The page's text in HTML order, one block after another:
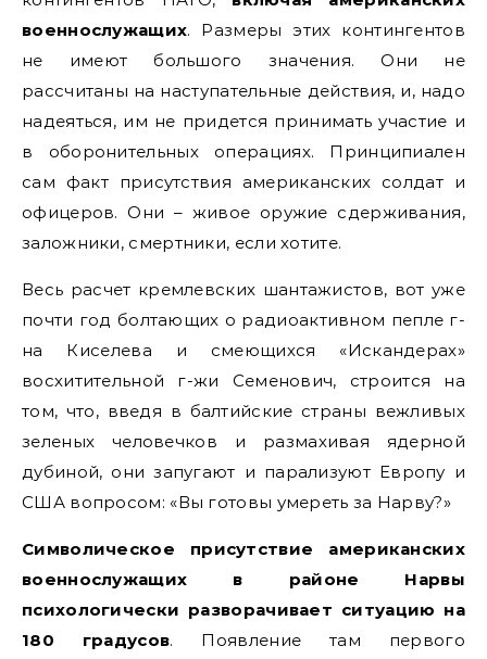
военнослужащих. Размеры этих контингентов
не имеют большого значения. Они не
рассчитаны на наступательные действия, и, надо
надеяться, им не придется принимать участие и
в оборонительных операциях. Принципиален
сам факт присутствия американских солдат и
офицеров. Они – живое оружие сдерживания,
заложники, смертники, если хотите.
Весь расчет кремлевских шантажистов, вот уже
почти год болтающих о радиоактивном пепле г-
на Киселева и смеющихся «Искандерах»
восхитительной г-жи Семенович, строится на
том, что, введя в балтийские страны вежливых
зеленых человечков и размахивая ядерной
дубиной, они запугают и парализуют Европу и
США вопросом: «Вы готовы умереть за Нарву?»
Символическое присутствие американских
военнослужащих в районе Нарвы
психологически разворачивает ситуацию на
180 градусов. Появление там первого